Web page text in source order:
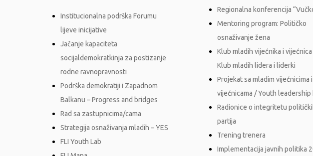
Institucionalna podrška Forumu
lijeve inicijative
Jačanje kapaciteta
socijaldemokratkinja za postizanje
rodne ravnopravnosti
Podrška demokratiji i Zapadnom
Balkanu – Progress and bridges
Rad sa zastupnicima/cama
Strategija osnaživanja mladih – YES
FLI Youth Lab
Regionalna konferencija
Mentoring program: Političko
osnaživanje žena
Klub mladih vijećnika i
Klub mladih lidera i liderki
Projekat sa mladim vijećnicima i
vijećnicama / Youth leadership
Radionice o integritetu
partija
Trening trenera
Implementacija javnih politika